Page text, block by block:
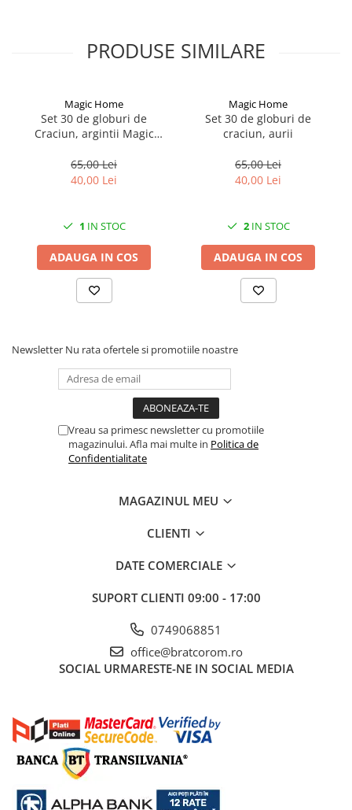
Solutii geamuri
Solutii universale
Accesorii pentru gradina
Articole antidaunatori gradina
Aspersoare
Furtunuri gradinarit
Ghivece si suporturi
Hamace si leagane
Lampi solare
Leagane copii
Lopeti si unelte deszapezit
Mobilier gradina
Mufe si conectori irigare
Pentru masini de spalat si polish
Pentru spalare manuala
Detergenti lichizi profesionali
Igiena si Ingrijire personala
PRODUSE SIMILARE
Magic Home
Set 30 de globuri de
Craciun, argintii Magic
65,00 Lei
40,00 Lei
1 IN STOC
ADAUGA IN COS
Magic Home
Set 30 de globuri de
craciun, aurii
65,00 Lei
40,00 Lei
2IN STOC
ADAUGA IN COS
Newsletter Nu rata ofertele si promotiile noastre
Vreau sa primesc newsletter cu promotiile
magazinului. Afla mai multe in Politica de
Confidentialitate
MAGAZINUL MEU
CLIENTI
DATE COMERCIALE
SUPORT CLIENTI 09:00 - 17:00
0749068851
office@bratcorom.ro
SOCIAL URMARESTE-NE IN SOCIAL MEDIA